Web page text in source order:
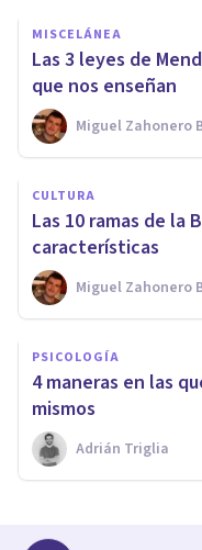
MISCELÁNEA
Las 3 leyes de
que nos enseñan
Miguel Zahonero
CULTURA
Las 10 ramas de la
características
Miguel Zahonero
PSICOLOGÍA
4 maneras en las
mismos
Adrián Triglia